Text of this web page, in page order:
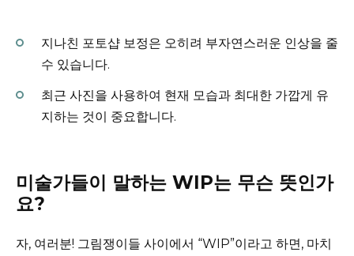
지나친 포토샵 보정은 오히려 부자연스러운 인상을 줄
수 있습니다.
최근 사진을 사용하여 현재 모습과 최대한 가깝게 유
지하는 것이 중요합니다.
미술가들이 말하는 WIP는 무슨 뜻인가
요?
자, 여러분! 그림쟁이들 사이에서 “WIP”이라고 하면, 마치